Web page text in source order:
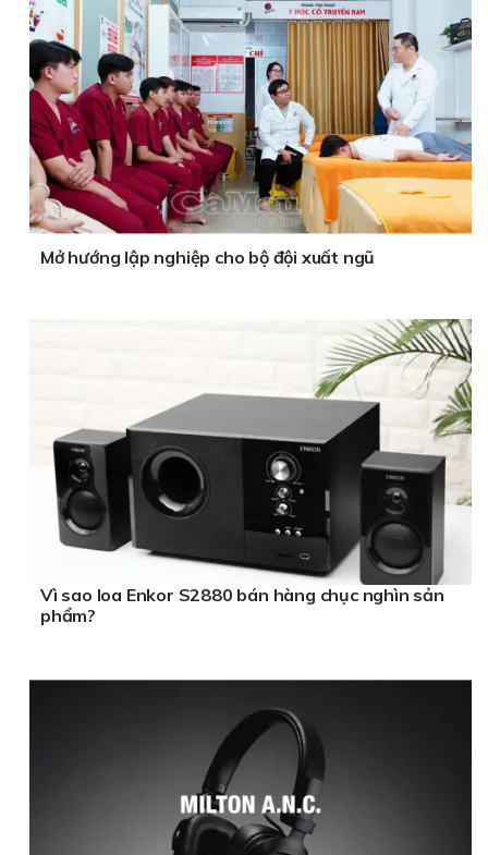
Mở hướng lập nghiệp cho bộ đội xuất ngũ
Vì sao loa Enkor S2880 bán hàng chục nghìn sản
phẩm?